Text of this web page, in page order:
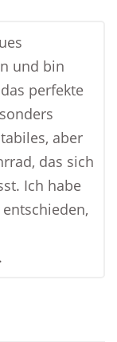
und bin
perfekte
aber
das sich
Ich habe